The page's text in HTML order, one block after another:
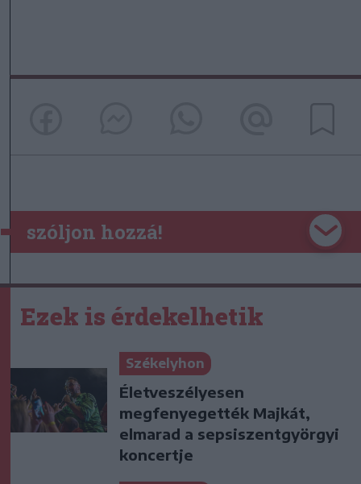
szóljon hozzá!
Ezek is érdekelhetik
Székelyhon
Életveszélyesen
megfenyegették Majkát,
elmarad a sepsiszentgyörgyi
koncertje